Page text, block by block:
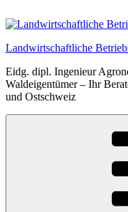
Inhalt
Landwirtschaftliche
Eidg. dipl. Ingenieur
Waldeigentümer – Ihr
und Ostschweiz